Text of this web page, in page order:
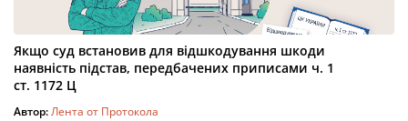
Якщо суд встановив для відшкодування шкоди
наявність підстав, передбачених приписами ч. 1
ст. 1172 Ц
Автор:Лента от Протокола